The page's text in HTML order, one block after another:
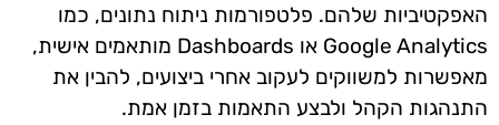
האפקטיביות שלהם. פלטפורמות ניתוח נתונים, כמו
Google Analytics או Dashboards מותאמים אישית,
מאפשרות למשווקים לעקוב אחרי ביצועים, להבין את
התנהגות הקהל ולבצע התאמות בזמן אמת.